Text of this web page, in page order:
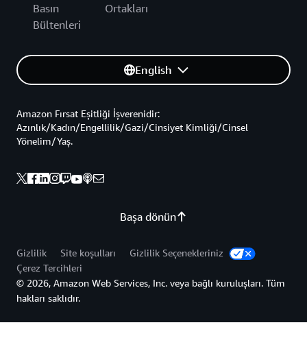
Basın
Bültenleri
Ortakları
English
Başa dönün
Amazon Fırsat Eşitliği İşverenidir:
Azınlık/Kadın/Engellilik/Gazi/Cinsiyet Kimliği/Cinsel
Yönelim/Yaş.
Gizlilik Site koşulları
Gizlilik Seçenekleriniz
Çerez Tercihleri
© 2026, Amazon Web Services, Inc. veya bağlı kuruluşları. Tüm
hakları saklıdır.